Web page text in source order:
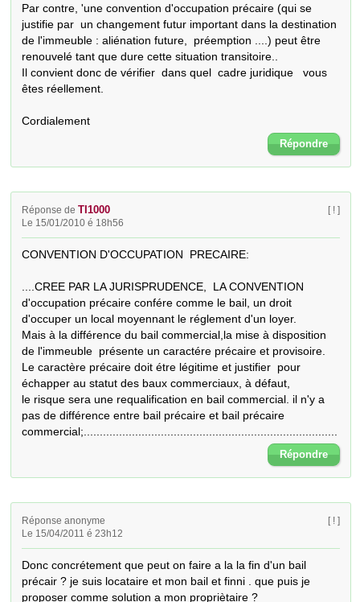
Par contre, 'une convention d'occupation précaire (qui se
justifie par  un changement futur important dans la destination
de l'immeuble : aliénation future,  préemption ....) peut être
renouvelé tant que dure cette situation transitoire..
Il convient donc de vérifier  dans quel  cadre juridique   vous
êtes réellement.
Cordialement
Répondre
Réponse deTI1000
Le 15/01/2010 é 18h56
[ ! ]
CONVENTION D'OCCUPATION  PRECAIRE:
....CREE PAR LA JURISPRUDENCE,  LA CONVENTION
d'occupation précaire confére comme le bail, un droit
d'occuper un local moyennant le réglement d'un loyer.
Mais à la différence du bail commercial,la mise à disposition
de l'immeuble  présente un caractére précaire et provisoire.
Le caractère précaire doit étre légitime et justifier  pour
échapper au statut des baux commerciaux, à défaut,
le risque sera une requalification en bail commercial. il n'y a
pas de différence entre bail précaire et bail précaire
commercial;...............................................................................
Répondre
Réponse anonyme
Le 15/04/2011 é 23h12
[ ! ]
Donc concrétement que peut on faire a la la fin d'un bail
précair ? je suis locataire et mon bail et finni . que puis je
proposer comme solution a mon propriètaire ?